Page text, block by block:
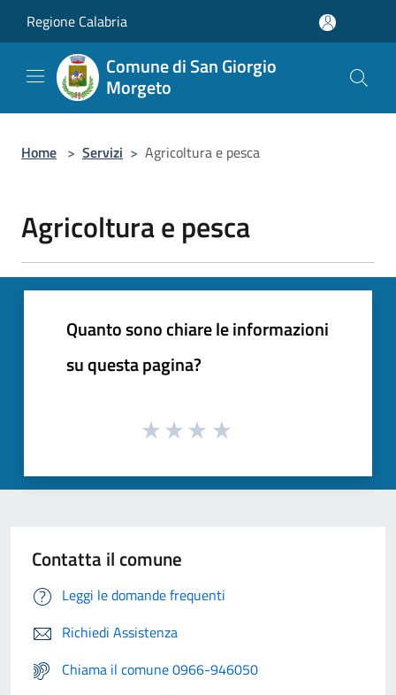
Regione Calabria
Comune di San Giorgio
Morgeto
Home > Servizi > Agricoltura e pesca
Agricoltura e pesca
Quanto sono chiare le informazioni
su questa pagina?
Contatta il comune
Leggi le domande frequenti
Richiedi Assistenza
Chiama il comune 0966-946050